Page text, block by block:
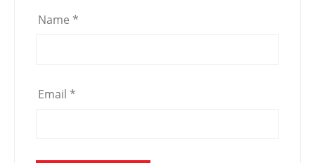
Name *
Email *